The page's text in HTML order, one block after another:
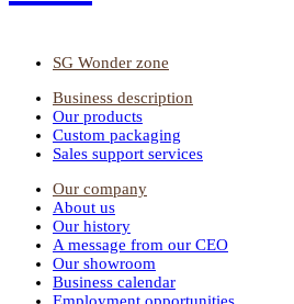
SG Wonder zone
Business description
Our products
Custom packaging
Sales support services
Our company
About us
Our history
A message from our CEO
Our showroom
Business calendar